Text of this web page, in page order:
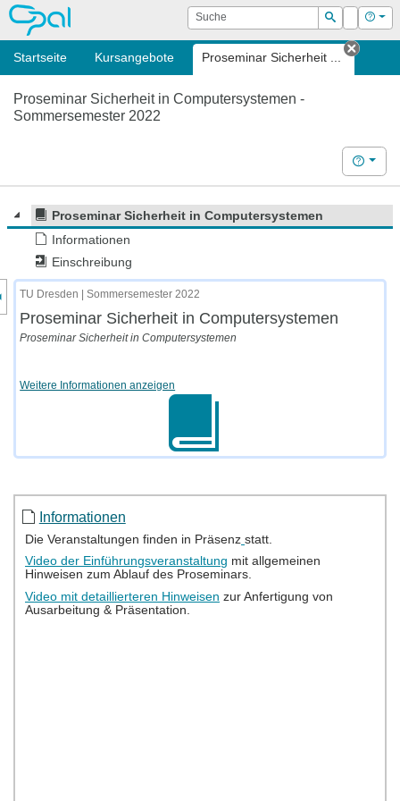
OPAL Suche
Suchen
Login Hilfe
Startseite Kursangebote Proseminar Sicherheit ...
Tab
Proseminar Sicherheit in Computersystemen -
Sommersemester 2022
Hilfe
Proseminar Sicherheit in Computersystemen
Informationen
Einschreibung
des Kursmenüs
TU Dresden | Sommersemester 2022
Proseminar Sicherheit in Computersystemen
Proseminar Sicherheit in Computersystemen
Weitere Informationen anzeigen
Informationen